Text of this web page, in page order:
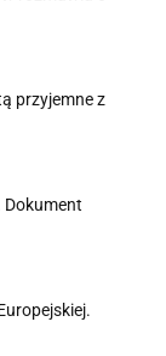
przyjemne z
Dokument